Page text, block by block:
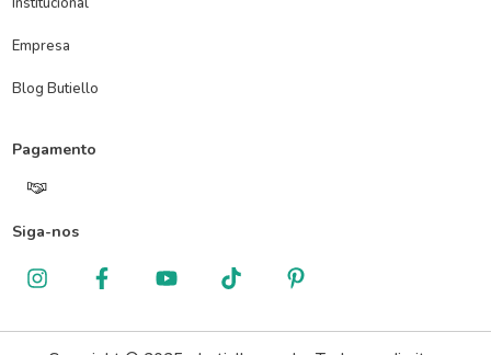
Empresa
Blog Butiello
Pagamento
Siga-nos